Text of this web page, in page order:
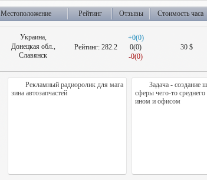
Местоположение Рейтинг Отзывы Стоимость часа
30 $
+0(0)
0(0)
-0(0)
Рейтинг: 282.2
Украина,
Донецкая обл.,
Славянск
Рекламный радиоролик для мага
зина автозапчастей
Задача - создание
сферы чего-то
ином и офисом